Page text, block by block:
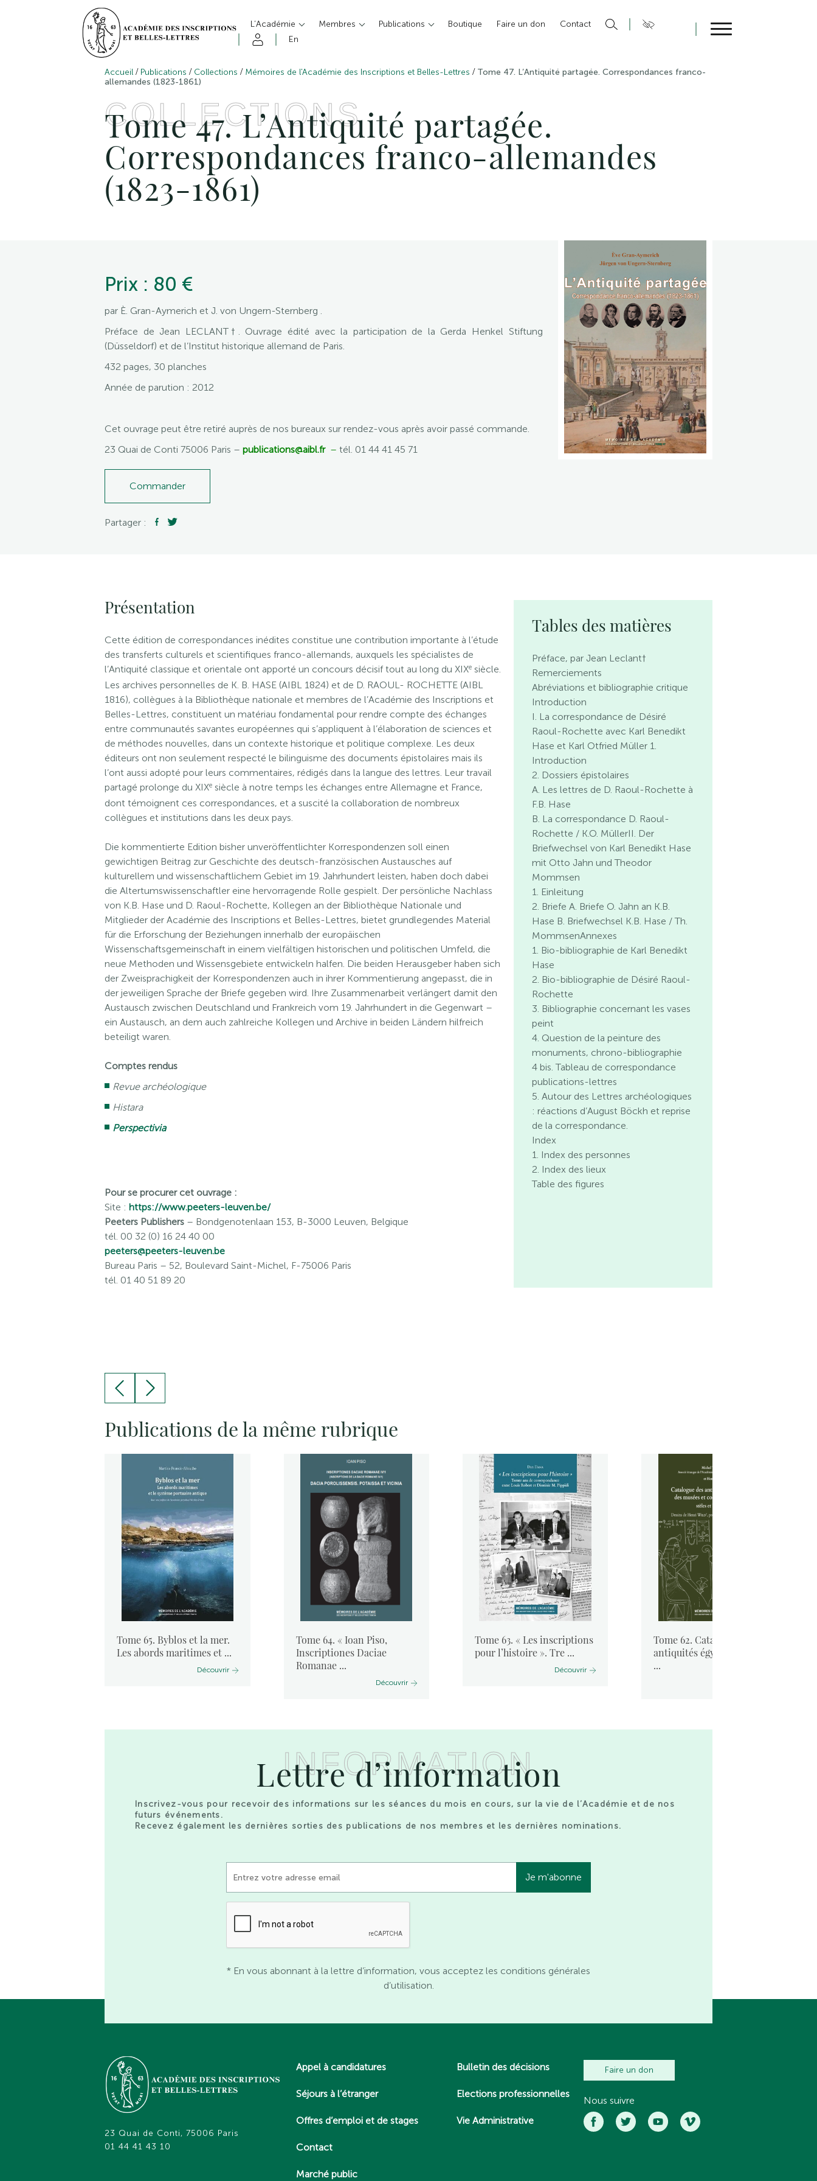
L’Académie Membres Publications Boutique Faire un don
Contact
En
Accueil / Publications / Collections / Mémoires de l'Académie des Inscriptions et Belles-Lettres / Tome 47. L’Antiquité partagée. Correspondances franco-
allemandes (1823-1861)
COLLECTIONS
Tome 47. L’Antiquité partagée.
Correspondances franco-allemandes
(1823-1861)
Prix : 80 €
par È. Gran-Aymerich et J. von Ungern-Sternberg .
Préface de Jean LECLANT†. Ouvrage édité avec la participation de la Gerda Henkel Stiftung
(Düsseldorf) et de l’Institut historique allemand de Paris.
432 pages, 30 planches
Année de parution : 2012
Cet ouvrage peut être retiré auprès de nos bureaux sur rendez-vous après avoir passé commande.
23 Quai de Conti 75006 Paris – publications@aibl.fr– tél. 01 44 41 45 71
Commander
Partager :
Présentation
Cette édition de correspondances inédites constitue une contribution importante à l’étude
des transferts culturels et scientifiques franco-allemands, auxquels les spécialistes de
l’Antiquité classique et orientale ont apporté un concours décisif tout au long du XIXe siècle.
Les archives personnelles de K. B. HASE (AIBL 1824) et de D. RAOUL- ROCHETTE (AIBL
1816), collègues à la Bibliothèque nationale et membres de l’Académie des Inscriptions et
Belles-Lettres, constituent un matériau fondamental pour rendre compte des échanges
entre communautés savantes européennes qui s’appliquent à l’élaboration de sciences et
de méthodes nouvelles, dans un contexte historique et politique complexe. Les deux
éditeurs ont non seulement respecté le bilinguisme des documents épistolaires mais ils
l’ont aussi adopté pour leurs commentaires, rédigés dans la langue des lettres. Leur travail
partagé prolonge du XIXe siècle à notre temps les échanges entre Allemagne et France,
dont témoignent ces correspondances, et a suscité la collaboration de nombreux
collègues et institutions dans les deux pays.
Die kommentierte Edition bisher unveröffentlichter Korrespondenzen soll einen
gewichtigen Beitrag zur Geschichte des deutsch-französischen Austausches auf
kulturellem und wissenschaftlichem Gebiet im 19. Jahrhundert leisten, haben doch dabei
die Altertumswissenschaftler eine hervorragende Rolle gespielt. Der persönliche Nachlass
von K.B. Hase und D. Raoul-Rochette, Kollegen an der Bibliothèque Nationale und
Mitglieder der Académie des Inscriptions et Belles-Lettres, bietet grundlegendes Material
für die Erforschung der Beziehungen innerhalb der europäischen
Wissenschaftsgemeinschaft in einem vielfältigen historischen und politischen Umfeld, die
neue Methoden und Wissensgebiete entwickeln halfen. Die beiden Herausgeber haben sich
der Zweisprachigkeit der Korrespondenzen auch in ihrer Kommentierung angepasst, die in
der jeweiligen Sprache der Briefe gegeben wird. Ihre Zusammenarbeit verlängert damit den
Austausch zwischen Deutschland und Frankreich vom 19. Jahrhundert in die Gegenwart –
ein Austausch, an dem auch zahlreiche Kollegen und Archive in beiden Ländern hilfreich
beteiligt waren.
Comptes rendus
Revue archéologique
Histara
Perspectivia
Pour se procurer cet ouvrage :
Site : https://www.peeters-leuven.be/
Peeters Publishers – Bondgenotenlaan 153, B-3000 Leuven, Belgique
tél. 00 32 (0) 16 24 40 00
peeters@peeters-leuven.be
Bureau Paris – 52, Boulevard Saint-Michel, F-75006 Paris
tél. 01 40 51 89 20
Tables des matières
Préface, par Jean Leclant†
Remerciements
Abréviations et bibliographie critique
Introduction
I. La correspondance de Désiré
Raoul-Rochette avec Karl Benedikt
Hase et Karl Otfried Müller 1.
Introduction
2. Dossiers épistolaires
A. Les lettres de D. Raoul-Rochette à
F.B. Hase
B. La correspondance D. Raoul-
Rochette / K.O. MüllerII. Der
Briefwechsel von Karl Benedikt Hase
mit Otto Jahn und Theodor
Mommsen
1. Einleitung
2. Briefe A. Briefe O. Jahn an K.B.
Hase B. Briefwechsel K.B. Hase / Th.
MommsenAnnexes
1. Bio-bibliographie de Karl Benedikt
Hase
2. Bio-bibliographie de Désiré Raoul-
Rochette
3. Bibliographie concernant les vases
peint
4. Question de la peinture des
monuments, chrono-bibliographie
4 bis. Tableau de correspondance
publications-lettres
5. Autour des Lettres archéologiques
: réactions d’August Böckh et reprise
de la correspondance.
Index
1. Index des personnes
2. Index des lieux
Table des figures
Publications de la même rubrique
Tome 65. Byblos et la mer.
Les abords maritimes et ...
Découvrir
Tome 64. « Ioan Piso,
Inscriptiones Daciae
Romanae ...
Découvrir
Tome 63. « Les inscriptions
pour l’histoire ». Tre ...
Découvrir
Tome 62. Catalogue des
antiquités égyptiennes des
...
INFORMATION
Lettre d’information
Inscrivez-vous pour recevoir des informations sur les séances du mois en cours, sur la vie de l’Académie et de nos
futurs événements.
Recevez également les dernières sorties des publications de nos membres et les dernières nominations.
* En vous abonnant à la lettre d’information, vous acceptez les conditions générales
d’utilisation.
23 Quai de Conti, 75006 Paris
01 44 41 43 10
Appel à candidatures
Séjours à l’étranger
Offres d’emploi et de stages
Contact
Marché public
Bulletin des décisions
Elections professionnelles
Vie Administrative
Faire un don
Nous suivre